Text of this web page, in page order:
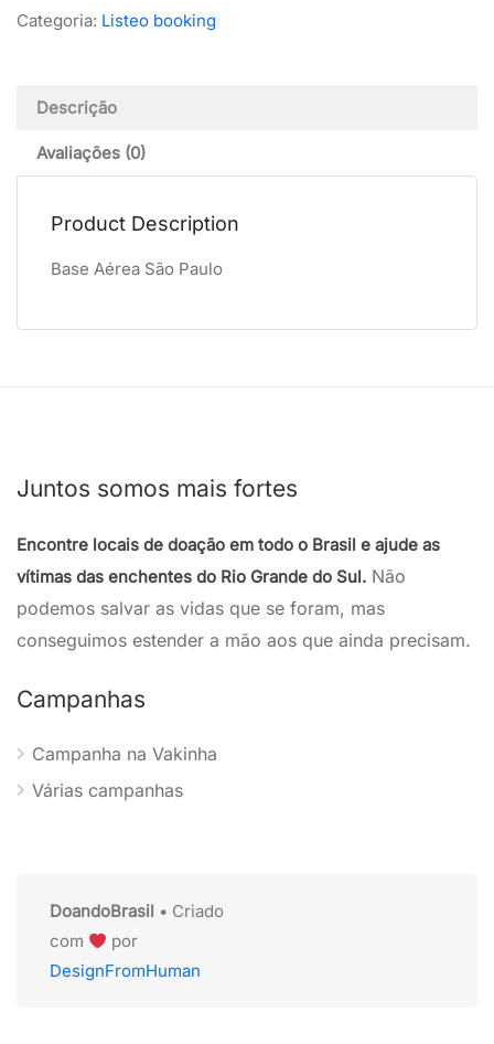
Categoria: Listeo booking
Descrição
Avaliações (0)
Product Description
Base Aérea São Paulo
Juntos somos mais fortes
Encontre locais de doação em todo o Brasil e ajude as
vítimas das enchentes do Rio Grande do Sul. Não
podemos salvar as vidas que se foram, mas
conseguimos estender a mão aos que ainda precisam.
Campanhas
Campanha na Vakinha
Várias campanhas
DoandoBrasil • Criado
com
por
DesignFromHuman